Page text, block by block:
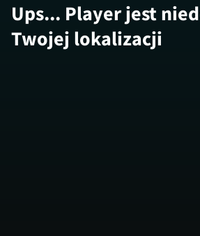
Ups... Player jest
Twojej lokalizacji